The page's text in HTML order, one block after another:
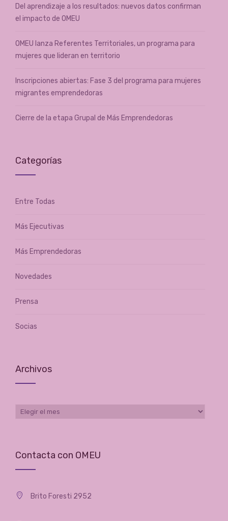
Del aprendizaje a los resultados: nuevos datos confirman
el impacto de OMEU
OMEU lanza Referentes Territoriales, un programa para
mujeres que lideran en territorio
Inscripciones abiertas: Fase 3 del programa para mujeres
migrantes emprendedoras
Cierre de la etapa Grupal de Más Emprendedoras
Categorías
Entre Todas
Más Ejecutivas
Más Emprendedoras
Novedades
Prensa
Socias
Archivos
Archivos
Contacta con OMEU
Brito Foresti 2952